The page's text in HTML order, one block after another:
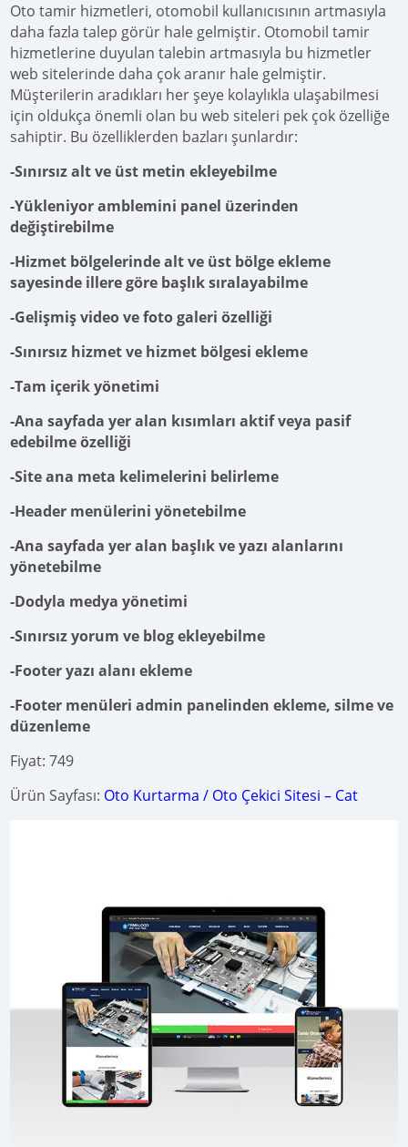
Oto tamir hizmetleri, otomobil kullanıcısının artmasıyla
daha fazla talep görür hale gelmiştir. Otomobil tamir
hizmetlerine duyulan talebin artmasıyla bu hizmetler
web sitelerinde daha çok aranır hale gelmiştir.
Müşterilerin aradıkları her şeye kolaylıkla ulaşabilmesi
için oldukça önemli olan bu web siteleri pek çok özelliğe
sahiptir. Bu özelliklerden bazları şunlardır:
-Sınırsız alt ve üst metin ekleyebilme
-Yükleniyor amblemini panel üzerinden
değiştirebilme
-Hizmet bölgelerinde alt ve üst bölge ekleme
sayesinde illere göre başlık sıralayabilme
-Gelişmiş video ve foto galeri özelliği
-Sınırsız hizmet ve hizmet bölgesi ekleme
-Tam içerik yönetimi
-Ana sayfada yer alan kısımları aktif veya pasif
edebilme özelliği
-Site ana meta kelimelerini belirleme
-Header menülerini yönetebilme
-Ana sayfada yer alan başlık ve yazı alanlarını
yönetebilme
-Dodyla medya yönetimi
-Sınırsız yorum ve blog ekleyebilme
-Footer yazı alanı ekleme
-Footer menüleri admin panelinden ekleme, silme ve
düzenleme
Fiyat: 749
Ürün Sayfası: Oto Kurtarma / Oto Çekici Sitesi – Cat